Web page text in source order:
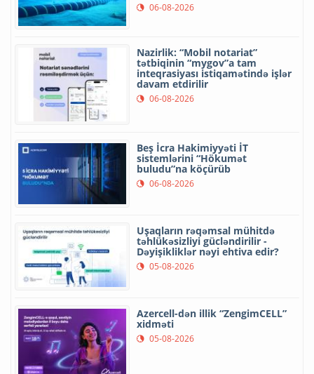
06-08-2026
Nazirlik: “Mobil notariat”
tətbiqinin “mygov”a tam
inteqrasiyası istiqamətində işlər
davam etdirilir
06-08-2026
Beş İcra Hakimiyyəti İT
sistemlərini “Hökumət
buludu”na köçürüb
06-08-2026
Uşaqların rəqəmsal mühitdə
təhlükəsizliyi gücləndirilir -
Dəyişikliklər nəyi ehtiva edir?
05-08-2026
Azercell-dən illik “ZengimCELL”
xidməti
05-08-2026